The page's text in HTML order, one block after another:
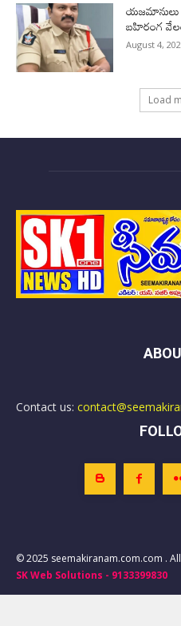
యజమానులు
బహిరంగ
August 4,
Load
Contact us:
© 2025 seemakiranam.com.com .
SK Web Solutions - 9133399830